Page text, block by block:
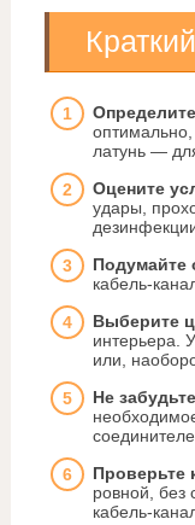
латунь —
Оцените
удары,
Подумайте
кабель-
Выберите
интерьера.
или,
Не
Проверьте
ровной, без
кабель-